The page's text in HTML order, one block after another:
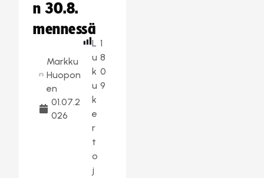
n 30.8.
mennessä
Markku
Huopon
en
01.07.2
026
L
u
k
u
k
e
r
t
o
j
1
8
0
9